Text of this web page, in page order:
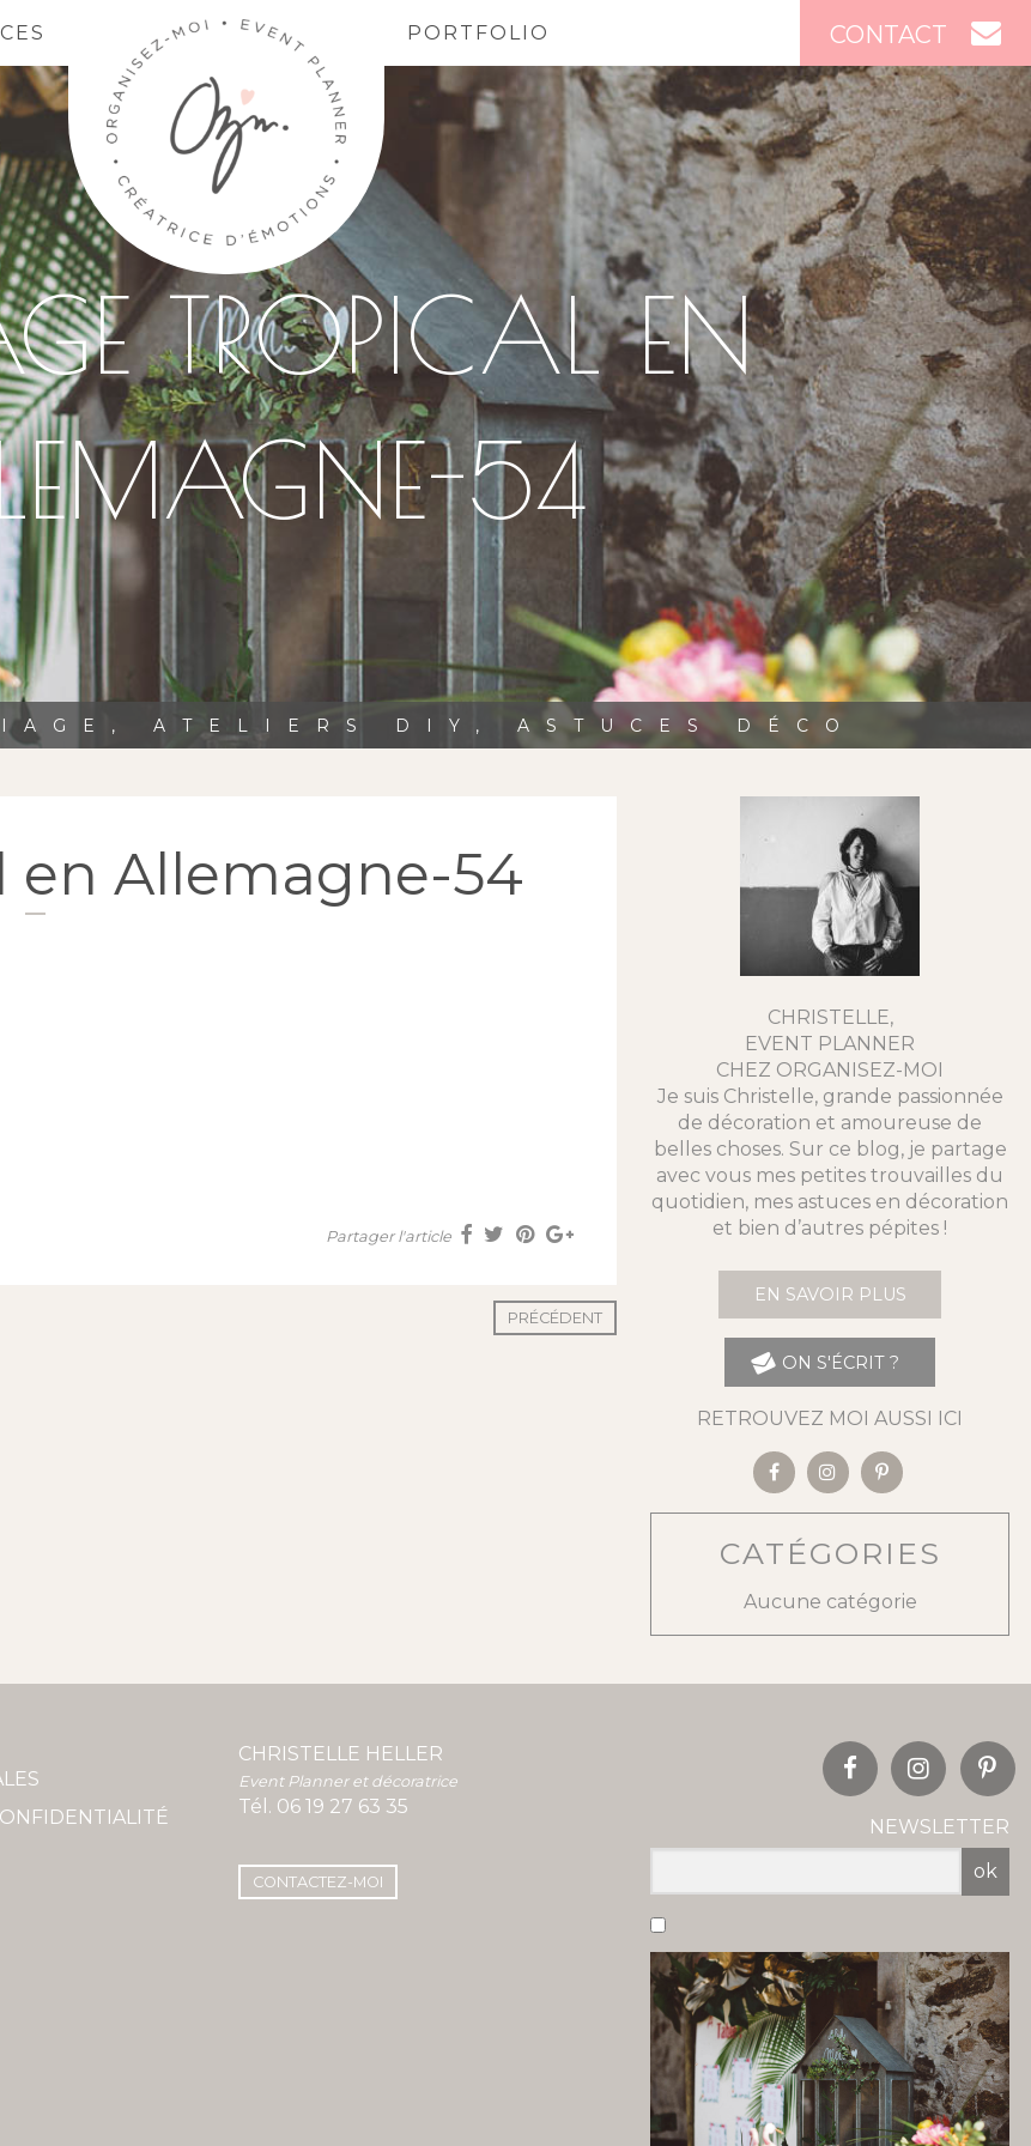
CONTACT
PORTFOLIO
TROPICAL EN
54
ATELIERS DIY, ASTUCES DÉCO
en Allemagne-54
Partager l'article
PRÉCÉDENT
CHRISTELLE,
EVENT PLANNER
CHEZ ORGANISEZ-MOI
Je suis Christelle, grande passionnée
de décoration et amoureuse de
belles choses. Sur ce blog, je partage
avec vous mes petites trouvailles du
quotidien, mes astuces en décoration
et bien d’autres pépites !
EN SAVOIR PLUS
ON S'ÉCRIT ?
RETROUVEZ MOI AUSSI ICI
CATÉGORIES
Aucune catégorie
CHRISTELLE HELLER
Event Planner et décoratrice
Tél. 06 19 27 63 35
CONTACTEZ-MOI
NEWSLETTER
ok